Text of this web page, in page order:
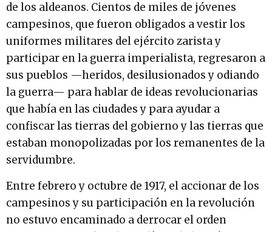
de los aldeanos. Cientos de miles de jóvenes
campesinos, que fueron obligados a vestir los
uniformes militares del ejército zarista y
participar en la guerra imperialista, regresaron a
sus pueblos —heridos, desilusionados y odiando
la guerra— para hablar de ideas revolucionarias
que había en las ciudades y para ayudar a
confiscar las tierras del gobierno y las tierras que
estaban monopolizadas por los remanentes de la
servidumbre.
Entre febrero y octubre de 1917, el accionar de los
campesinos y su participación en la revolución
no estuvo encaminado a derrocar el orden